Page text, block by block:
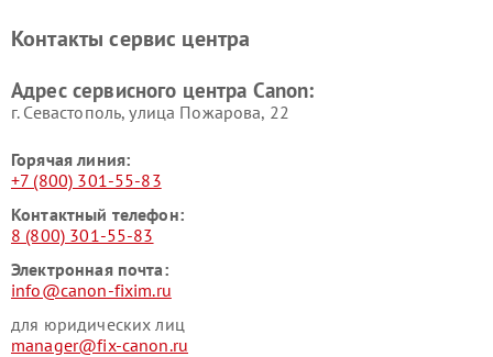
Контакты сервис центра
Адрес сервисного центра Canon:
г. Севастополь, улица Пожарова, 22
Горячая линия:
+7 (800) 301-55-83
Контактный телефон:
8 (800) 301-55-83
Электронная почта:
info@canon-fixim.ru
для юридических лиц
manager@fix-canon.ru